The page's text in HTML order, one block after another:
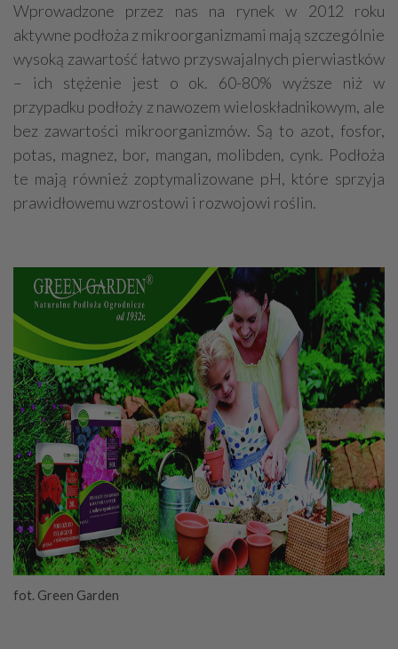
Wprowadzone przez nas na rynek w 2012 roku
aktywne podłoża z mikroorganizmami mają szczególnie
wysoką zawartość łatwo przyswajalnych pierwiastków
– ich stężenie jest o ok. 60-80% wyższe niż w
przypadku podłoży z nawozem wieloskładnikowym, ale
bez zawartości mikroorganizmów. Są to azot, fosfor,
potas, magnez, bor, mangan, molibden, cynk. Podłoża
te mają również zoptymalizowane pH, które sprzyja
prawidłowemu wzrostowi i rozwojowi roślin.
fot. Green Garden